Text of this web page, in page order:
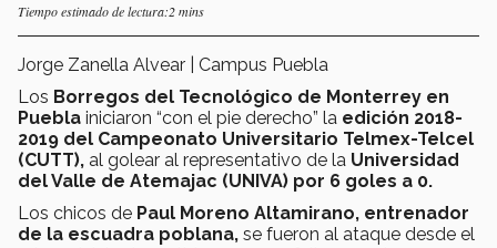
Tiempo estimado de lectura:2 mins
Jorge Zanella Alvear | Campus Puebla
Los Borregos del Tecnológico de Monterrey en
Puebla iniciaron “con el pie derecho” la edición 2018-
2019 del Campeonato Universitario Telmex-Telcel
(CUTT), al golear al representativo de la Universidad
del Valle de Atemajac (UNIVA) por 6 goles a 0.
Los chicos de Paul Moreno Altamirano, entrenador
de la escuadra poblana, se fueron al ataque desde el